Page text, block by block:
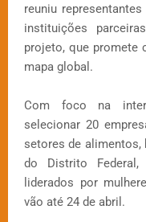
reuniu
instituições
projeto, que promete
mapa global.
Com foco na
selecionar 20
setores de alimentos,
do Distrito Federal,
liderados por
vão até 24 de abril.